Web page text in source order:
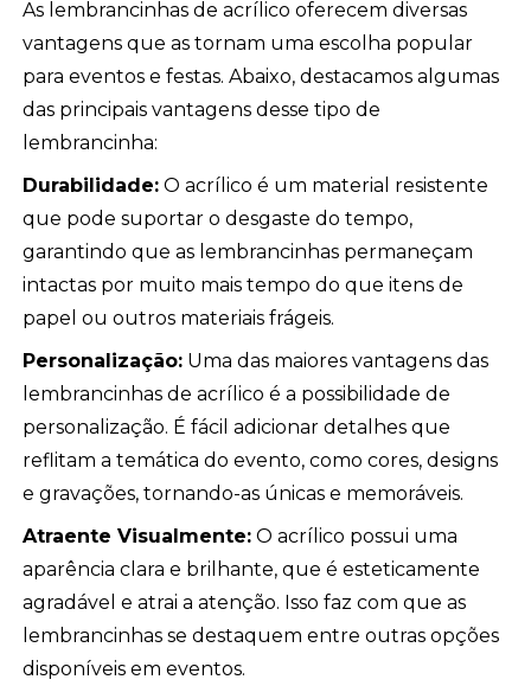
As lembrancinhas de acrílico oferecem diversas
vantagens que as tornam uma escolha popular
para eventos e festas. Abaixo, destacamos algumas
das principais vantagens desse tipo de
lembrancinha:
Durabilidade: O acrílico é um material resistente
que pode suportar o desgaste do tempo,
garantindo que as lembrancinhas permaneçam
intactas por muito mais tempo do que itens de
papel ou outros materiais frágeis.
Personalização: Uma das maiores vantagens das
lembrancinhas de acrílico é a possibilidade de
personalização. É fácil adicionar detalhes que
reflitam a temática do evento, como cores, designs
e gravações, tornando-as únicas e memoráveis.
Atraente Visualmente: O acrílico possui uma
aparência clara e brilhante, que é esteticamente
agradável e atrai a atenção. Isso faz com que as
lembrancinhas se destaquem entre outras opções
disponíveis em eventos.